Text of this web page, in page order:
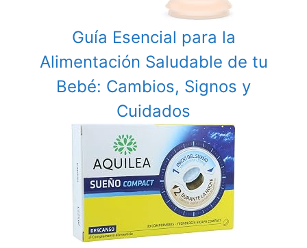
Guía Esencial para la
Alimentación Saludable de tu
Bebé: Cambios, Signos y
Cuidados